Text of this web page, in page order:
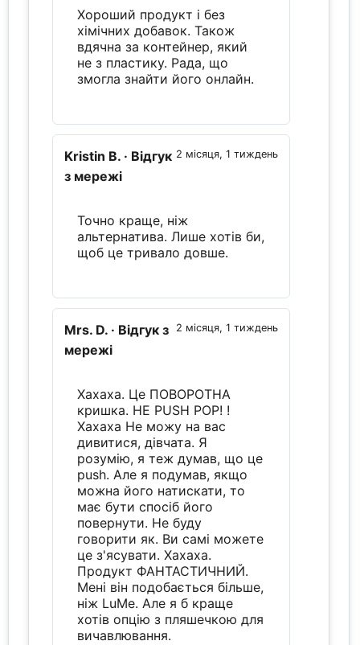
Хороший продукт і без
хімічних добавок. Також
вдячна за контейнер, який
не з пластику. Рада, що
змогла знайти його онлайн.
2 місяця, 1 тиждень
Kristin B. · Відгук
з мережі
Точно краще, ніж
альтернатива. Лише хотів би,
щоб це тривало довше.
2 місяця, 1 тиждень
Mrs. D. · Відгук з
мережі
Хахаха. Це ПОВОРОТНА
кришка. НЕ PUSH POP! !
Хахаха Не можу на вас
дивитися, дівчата. Я
розумію, я теж думав, що це
push. Але я подумав, якщо
можна його натискати, то
має бути спосіб його
повернути. Не буду
говорити як. Ви самі можете
це з'ясувати. Хахаха.
Продукт ФАНТАСТИЧНИЙ.
Мені він подобається більше,
ніж LuMe. Але я б краще
хотів опцію з пляшечкою для
вичавлювання.